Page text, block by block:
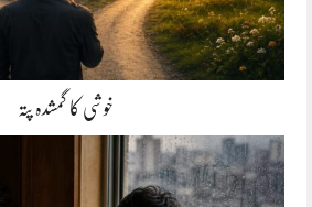
خوشی کا گمشدہ پتہ